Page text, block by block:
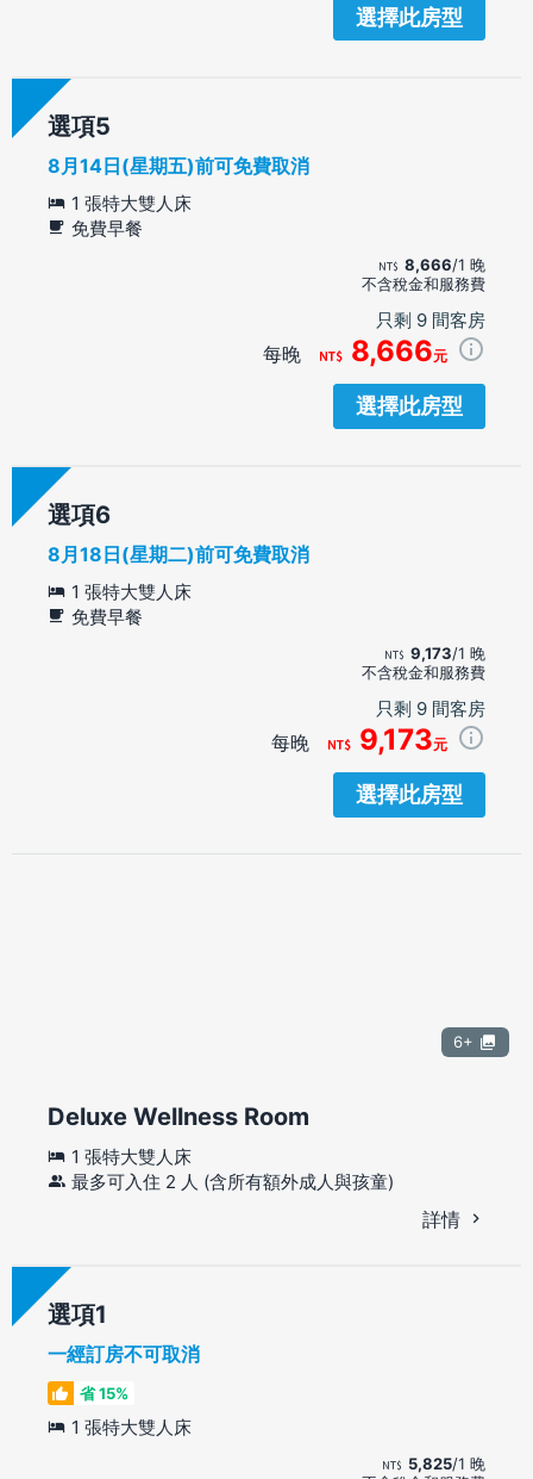
選擇此房型
選項
8月14日(星期五)前可免費取消
1 張特大雙人床
免費早餐
8,666/1 晚
不含稅金和服務費
只剩 9 間客房
每晚 8,666元
選擇此房型
選項
8月18日(星期二)前可免費取消
1 張特大雙人床
免費早餐
9,173/1 晚
不含稅金和服務費
只剩 9 間客房
每晚 9,173元
選擇此房型
6+
Deluxe Wellness Room
1 張特大雙人床
最多可入住 2 人 (含所有額外成人與孩童)
詳情
選項
一經訂房不可取消
省 15%
1 張特大雙人床
5,825/1 晚